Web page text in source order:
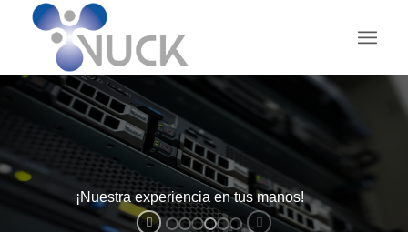
V-TICS
¡Nuestra experiencia en tus manos!